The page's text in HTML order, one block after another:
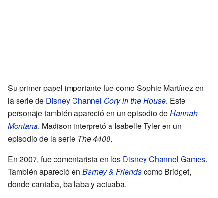
Su primer papel importante fue como Sophie Martínez en
la serie de Disney Channel Cory in the House. Este
personaje también apareció en un episodio deHannah
Montana. Madison interpretó a Isabelle Tyler en un
episodio de la serie The 4400.
En 2007, fue comentarista en los Disney Channel Games.
También apareció en Barney & Friendscomo Bridget,
donde cantaba, bailaba y actuaba.